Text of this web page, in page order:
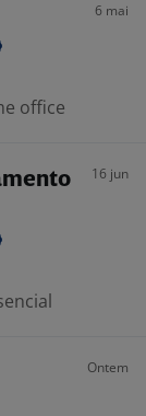
6 mai
office
16 jun
Ontem